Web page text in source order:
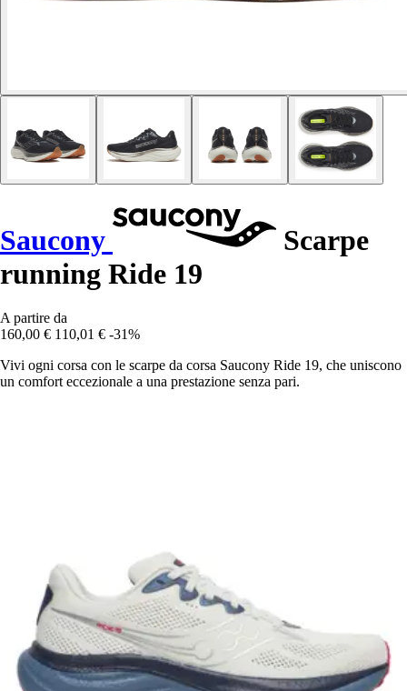
Saucony
Scarpe
running Ride 19
A partire da
160,00 € 110,01 € -31%
Vivi ogni corsa con le scarpe da corsa Saucony Ride 19, che uniscono
un comfort eccezionale a una prestazione senza pari.